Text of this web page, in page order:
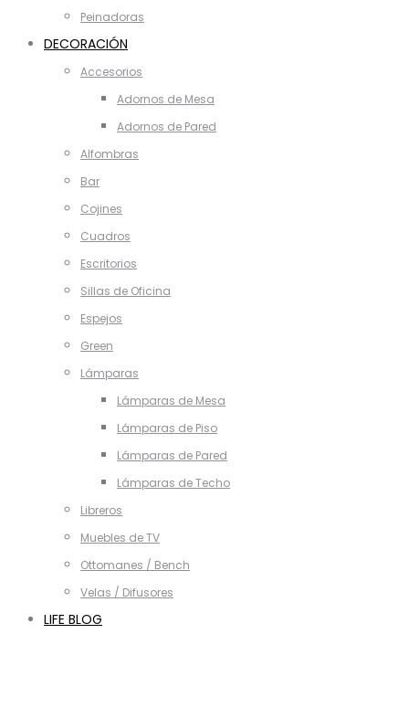
Peinadoras
DECORACIÓN
Accesorios
Adornos de Mesa
Adornos de Pared
Alfombras
Bar
Cojines
Cuadros
Escritorios
Sillas de Oficina
Espejos
Green
Lámparas
Lámparas de Mesa
Lámparas de Piso
Lámparas de Pared
Lámparas de Techo
Libreros
Muebles de TV
Ottomanes / Bench
Velas / Difusores
LIFE BLOG